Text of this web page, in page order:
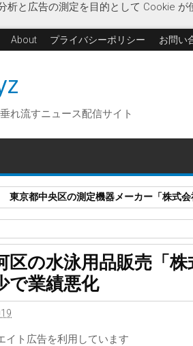
析と広告の測定を目的として Cookie が
About プライバシーポリシー お問い
れ流すニュース配信サイト
東京都中央区の測定機器メーカー「株式
ミ 企業破綻 競泳水着 競技人口減少
区の水泳用品販売「株式会社ヤマナミ」
区の水泳用品販売「
で業績悪化
イト広告を利用しています